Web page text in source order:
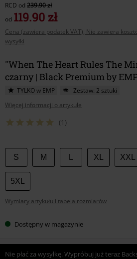
RCD od 239.90 zł
od 119.90 zł
Cena (zawiera podatek VAT), Nie zawiera
wysyłki
"When The Heart Rules The
czarny | Black Premium by
TYLKO w EMP
Zestaw: 2 sztuki
Więcej informacji o artykule
(1)
Wybierz
swój
rozmiar
S M XL XXL
5XL
Wymiary artykułu i tabela rozmiarów
Dostępny w magazynie
Nie płać za wysyłkę. Wypróbuj już teraz